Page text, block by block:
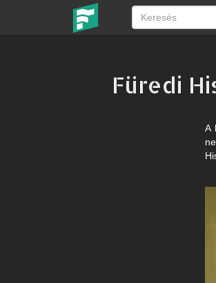
Füredi
A